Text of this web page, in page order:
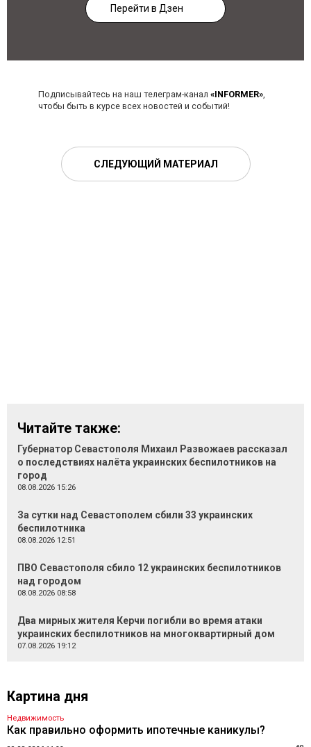
Перейти в Дзен
Подписывайтесь на наш телеграм-канал «INFORMER»,
чтобы быть в курсе всех новостей и событий!
СЛЕДУЮЩИЙ МАТЕРИАЛ
Читайте также:
Губернатор Севастополя Михаил Развожаев рассказал
о последствиях налёта украинских беспилотников на
город
08.08.2026 15:26
За сутки над Севастополем сбили 33 украинских
беспилотника
08.08.2026 12:51
ПВО Севастополя сбило 12 украинских беспилотников
над городом
08.08.2026 08:58
Два мирных жителя Керчи погибли во время атаки
украинских беспилотников на многоквартирный дом
07.08.2026 19:12
Картина дня
Недвижимость
Как правильно оформить ипотечные каникулы?